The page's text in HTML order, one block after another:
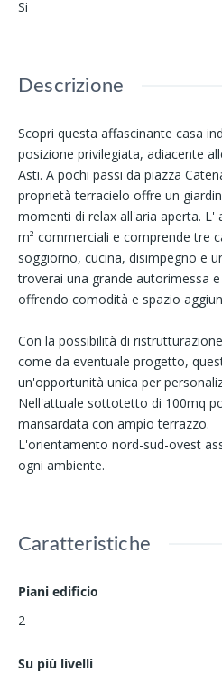
Si
Descrizione
Scopri questa affascinante casa
posizione privilegiata, adiacente
Asti. A pochi passi da piazza
proprietà terracielo offre un
momenti di relax all'aria aperta. L'
m² commerciali e comprende tre
soggiorno, cucina, disimpegno e
troverai una grande autorimessa
offrendo comodità e spazio
Con la possibilità di
come da eventuale progetto,
un'opportunità unica per
Nell'attuale sottotetto di 100mq
mansardata con ampio terrazzo.
L'orientamento nord-sud-ovest
ogni ambiente.
Caratteristiche
Piani edificio
2
Su più livelli